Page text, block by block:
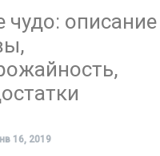
описание
16, 2019